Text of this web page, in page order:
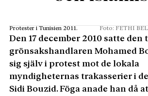
Protester i Tunisien 2011. Foto: FETHI
Den 17 december 2010 satte den
grönsakshandlaren Mohamed
sig själv i protest mot de lokala
myndigheternas trakasserier i
Sidi Bouzid. Föga anade han då